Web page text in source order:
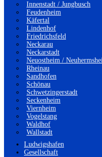
Innenstadt / Jungbusch
Feudenheim
Käfertal
Lindenhof
Friedrichsfeld
Neckarau
Neckarstadt
Neuostheim /
Rheinau
Sandhofen
Schönau
Schwetzingerstadt
Seckenheim
Viernheim
Vogelstang
Waldhof
Wallstadt
Ludwigshafen
Gesellschaft